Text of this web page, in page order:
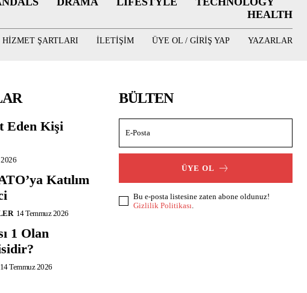
HEALTH
HIZMET ŞARTLARI ILETIŞIM ÜYE OL / GIRIŞ YAP YAZARLAR
Eden Kişi
Katılım
14 Temmuz 2026
1 Olan
14 Temmuz 2026
BÜLTEN
ÜYE OL
Bu e-posta listesine zaten abone oldunuz!
Gizlilik Politikası